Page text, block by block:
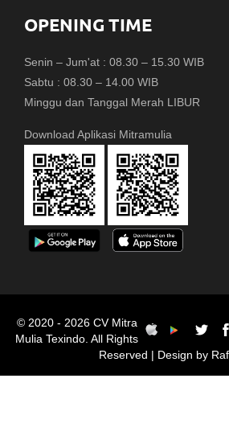
OPENING TIME
Senin – Jum'at : 08.30 – 15.30 WIB
Sabtu : 08.30 – 14.00 WIB
Minggu dan Tanggal Merah LIBUR
Download Aplikasi Mitramulia
© 2020 - 2026 CV Mitra
Mulia Texindo. All Rights
Reserved | Design by